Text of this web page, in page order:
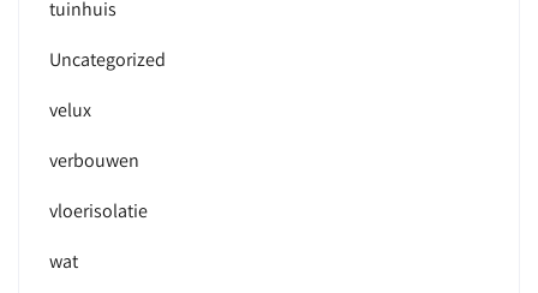
tuinhuis
Uncategorized
velux
verbouwen
vloerisolatie
wat